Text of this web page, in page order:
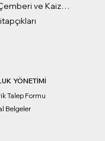
Kalite Çemberi ve Kaizen Ödülleri
YÖNETİMİ
Talep Formu
Belgeler